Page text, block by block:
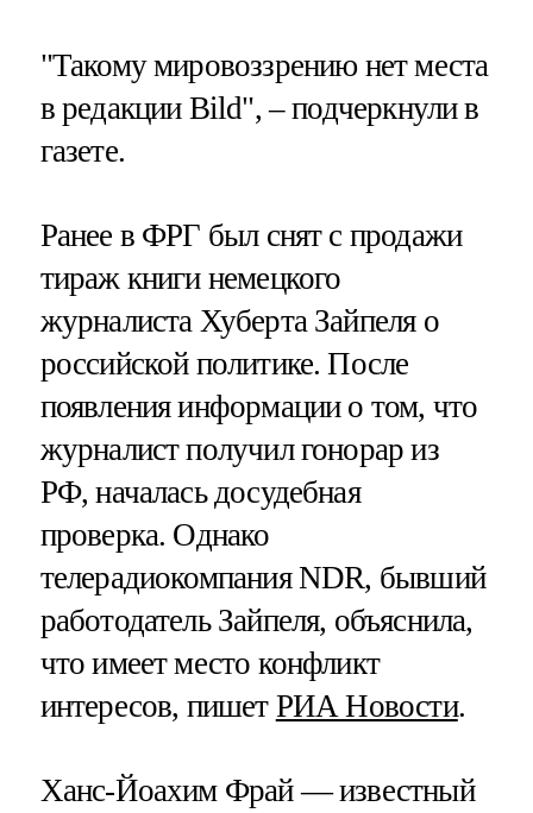
"Такому мировоззрению нет места
в редакции Bild", – подчеркнули в
газете.
Ранее в ФРГ был снят с продажи
тираж книги немецкого
журналиста Хуберта Зайпеля о
российской политике. После
появления информации о том, что
журналист получил гонорар из
РФ, началась досудебная
проверка. Однако
телерадиокомпания NDR, бывший
работодатель Зайпеля, объяснила,
что имеет место конфликт
интересов, пишет РИА Новости.
Ханс-Йоахим Фрай — известный